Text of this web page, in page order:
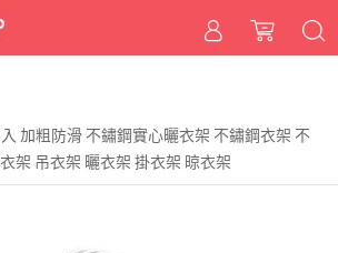
入 加粗防滑 不鏽鋼實心曬衣架 不鏽鋼衣架 不
架 吊衣架 曬衣架 掛衣架 晾衣架